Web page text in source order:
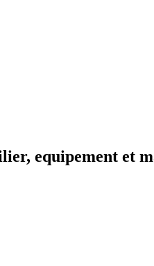
equipement et